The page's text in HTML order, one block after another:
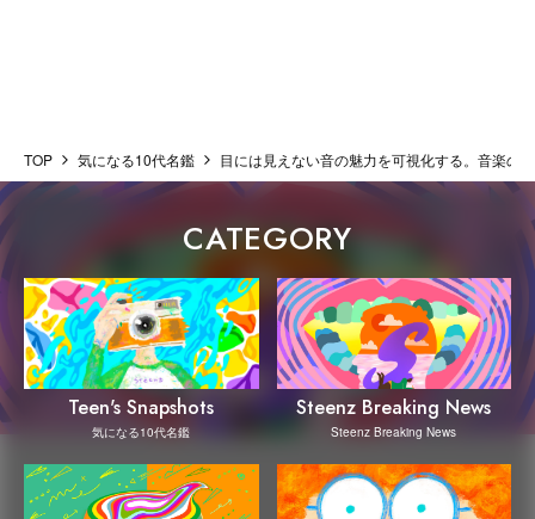
TOP 気になる10代名鑑 目には見えない音の魅力を可視化する。音楽の
CATEGORY
Teen's Snapshots
気になる10代名鑑
Steenz Breaking News
Steenz Breaking News